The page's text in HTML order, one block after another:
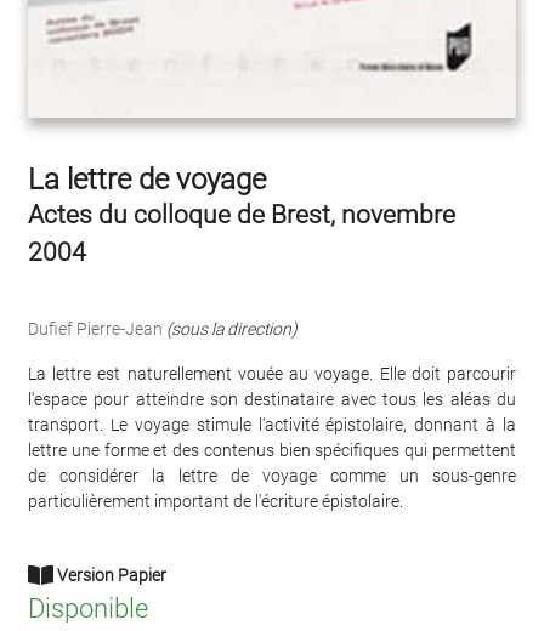
La lettre de voyage
Actes du colloque de Brest, novembre
2004
Dufief Pierre-Jean (sous la direction)
La lettre est naturellement vouée au voyage. Elle doit parcourir
l'espace pour atteindre son destinataire avec tous les aléas du
transport. Le voyage stimule l'activité épistolaire, donnant à la
lettre une forme et des contenus bien spécifiques qui permettent
de considérer la lettre de voyage comme un sous-genre
particulièrement important de l'écriture épistolaire.
Version Papier
Disponible